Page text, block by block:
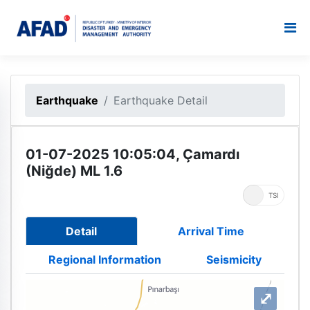
Earthquake Earthquake Detail
01-07-2025 10:05:04, Çamardı
(Niğde) ML 1.6
TSI
Detail Arrival Time
Regional Information Seismicity
⤢